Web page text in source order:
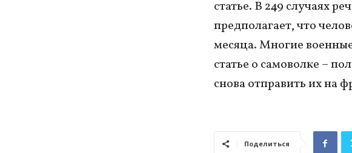
статье. В 249 случаях
предполагает, что
месяца. Многие
статье о самоволке –
снова отправить их на
Поделиться